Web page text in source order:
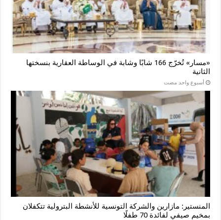
«مسار» تُخرّج 166 شابًا وشابة في الوساطة العقارية بنسختها
الثانية
‏أسبوع واحد مضت
المنستير: مازارين والشركة التونسية للأنشطة البترولية تتكفلان
بمخيم صيفي لفائدة 70 طفلًا